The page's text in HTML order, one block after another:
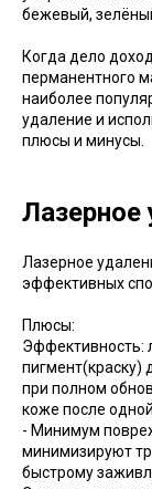
бежевый,
Когда дело
перманентного
наиболее
удаление и
плюсы и минусы.
Лазерное
Лазерное
эффективных
Плюсы:
Эффективность:
пигмент(краску)
при полном
коже после
- Минимум
минимизируют
быстрому